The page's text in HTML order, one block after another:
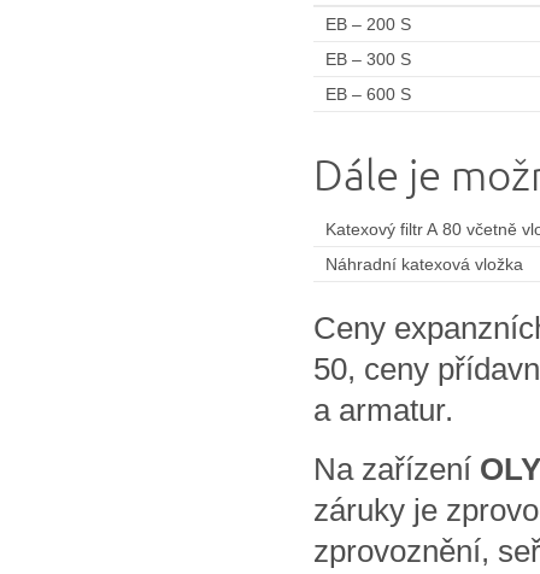
EB – 200 S
EB – 300 S
EB – 600 S
Dále je
Katexový filtr A 80 včetně
Náhradní katexová vložka
Ceny
50, ceny
a armatur.
Na zařízení
záruky je
zprovoznění,